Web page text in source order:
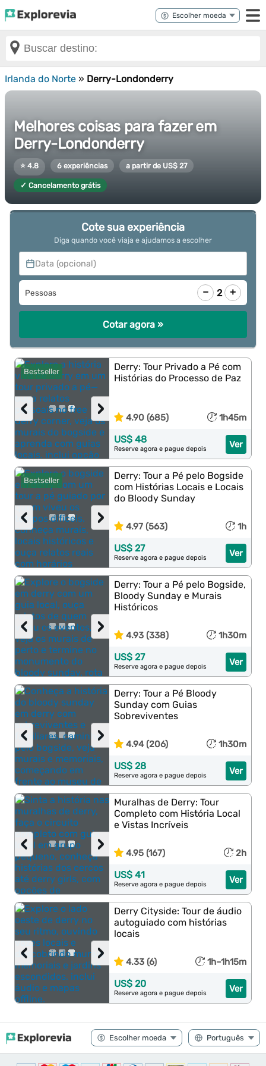
Irlanda do Norte » Derry-Londonderry
Melhores coisas para fazer em
Derry-Londonderry
⭐ 4.8 6 experiências a partir de US$ 27
✓ Cancelamento grátis
Cote sua experiência
Diga quando você viaja e ajudamos a escolher
Data (opcional)
Pessoas − 2 +
Cotar agora »
Bestseller
›
‹
Derry: Tour Privado a Pé com
Histórias do Processo de Paz
4.90 (685) 1h45m
Ver
US$ 48
Reserve agora e pague depois
Bestseller
›
‹
Derry: Tour a Pé pelo Bogside
com Histórias Locais e Locais
do Bloody Sunday
4.97 (563) 1h
Ver
US$ 27
Reserve agora e pague depois
›
‹
Derry: Tour a Pé pelo Bogside,
Bloody Sunday e Murais
Históricos
4.93 (338) 1h30m
Ver
US$ 27
Reserve agora e pague depois
›
‹
Derry: Tour a Pé Bloody
Sunday com Guias
Sobreviventes
4.94 (206) 1h30m
Ver
US$ 28
Reserve agora e pague depois
›
‹
Muralhas de Derry: Tour
Completo com História Local
e Vistas Incríveis
4.95 (167) 2h
Ver
US$ 41
Reserve agora e pague depois
›
‹
Derry Cityside: Tour de áudio
autoguiado com histórias
locais
4.33 (6) 1h–1h15m
Ver
US$ 20
Reserve agora e pague depois